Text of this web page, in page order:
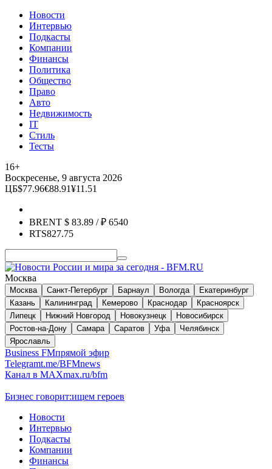
Новости
Интервью
Подкасты
Компании
Финансы
Политика
Общество
Право
Авто
Недвижимость
IT
Стиль
Тесты
16+
Воскресенье, 9 августа 2026
ЦБ$77.96€88.91¥11.51
BRENT $ 83.89 / ₽ 6540
RTS827.75
Москва
Москва Санкт-Петербург Барнаул Вологда
Екатеринбург
Казань
Калининград Кемерово Краснодар
Красноярск
Липецк
Нижний Новгород Новокузнецк
Новосибирск
Ростов-на-Дону
Самара Саратов Уфа
Челябинск
Ярославль
Business FMпрямой эфир
Telegramt.me/BFMnews
Канал в MAXmax.ru/bfm
Бизнес говорит:ищем героев
Новости
Интервью
Подкасты
Компании
Финансы